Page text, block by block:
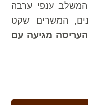
המשלב ענפי ערבה
המשרים שקט
העריסה מגיעה עם